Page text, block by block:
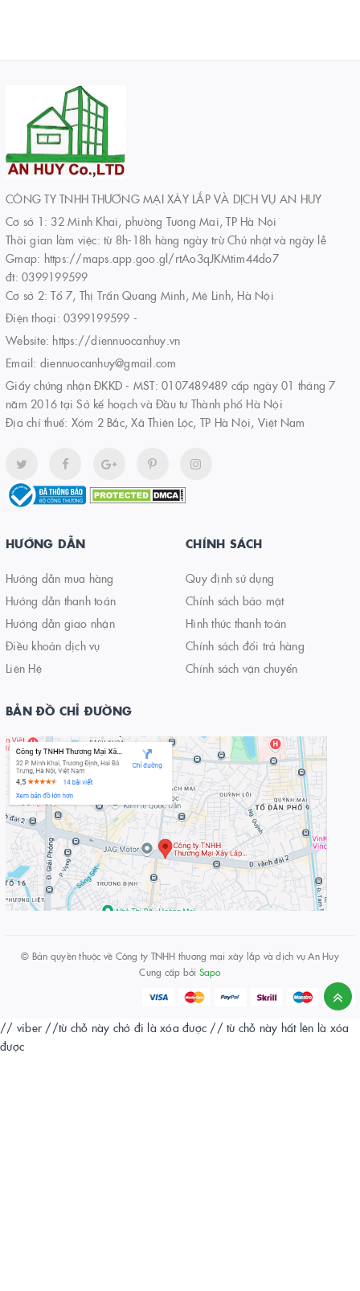
CÔNG TY TNHH THƯƠNG MẠI XÂY LẮP VÀ DỊCH VỤ AN HUY
Cơ sở 1: 32 Minh Khai, phường Tương Mai, TP Hà Nội
Thời gian làm việc: từ 8h-18h hàng ngày trừ Chủ nhật và ngày lễ
Gmap: https://maps.app.goo.gl/rtAo3qJKMtim44do7
đt: 0399199599
Cơ sở 2: Tổ 7, Thị Trấn Quang Minh, Mê Linh, Hà Nội
Điện thoại: 0399199599 -
Website: https://diennuocanhuy.vn
Email: diennuocanhuy@gmail.com
Giấy chứng nhận ĐKKD - MST: 0107489489 cấp ngày 01 tháng 7
năm 2016 tại Sở kế hoạch và Đầu tư Thành phố Hà Nội
Địa chỉ thuế: Xóm 2 Bắc, Xã Thiên Lộc, TP Hà Nội, Việt Nam
HƯỚNG DẪN
Hướng dẫn mua hàng
Hướng dẫn thanh toán
Hướng dẫn giao nhận
Điều khoản dịch vụ
Liên Hệ
CHÍNH SÁCH
Quy định sử dụng
Chính sách bảo mật
Hình thức thanh toán
Chính sách đổi trả hàng
Chính sách vận chuyển
BẢN ĐỒ CHỈ ĐƯỜNG
© Bản quyền thuộc về Công ty TNHH thương mại xây lắp và dịch vụ An Huy
Cung cấp bởi Sapo
// viber //từ chỗ này chở đi là xóa được // từ chỗ này hất lên là xóa
được